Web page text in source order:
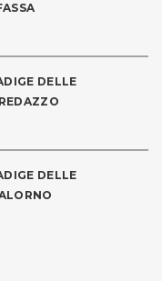
DELLE
DELLE